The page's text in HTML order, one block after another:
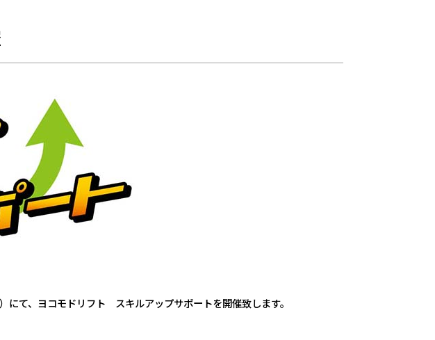
）にて、ヨコモドリフト スキルアップサポートを開催致します。